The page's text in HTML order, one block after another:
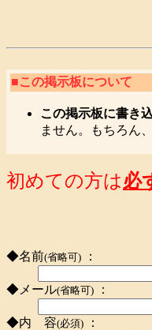
■この掲示板について
この掲示板に書き
ません。もちろん
初めての方は必
◆名前(省略可) ：
◆メール(省略可) ：
◆内 容(必須) ：